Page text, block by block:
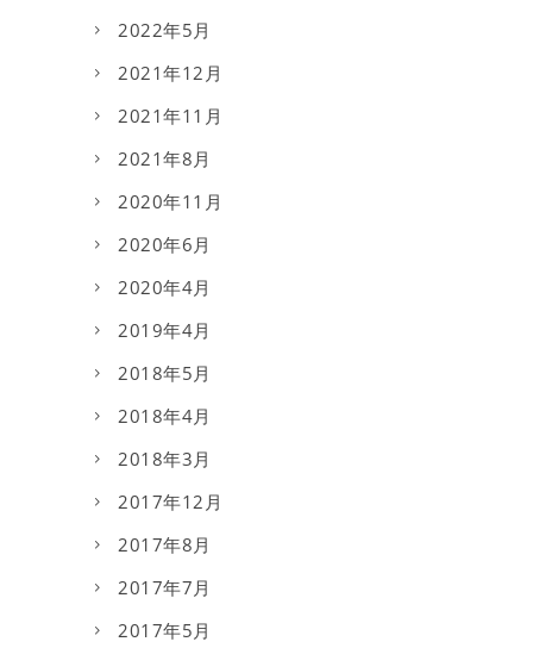
2022年5月
2021年12月
2021年11月
2021年8月
2020年11月
2020年6月
2020年4月
2019年4月
2018年5月
2018年4月
2018年3月
2017年12月
2017年8月
2017年7月
2017年5月